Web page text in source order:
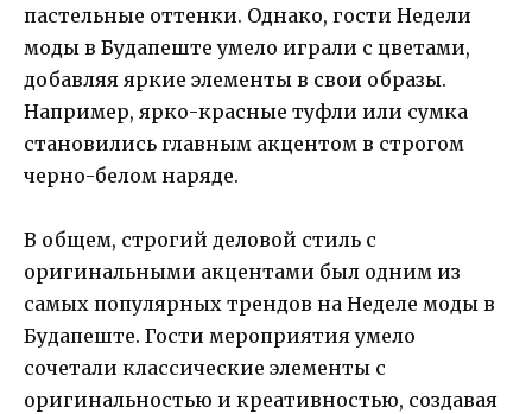
пастельные оттенки. Однако, гости Недели
моды в Будапеште умело играли с цветами,
добавляя яркие элементы в свои образы.
Например, ярко-красные туфли или сумка
становились главным акцентом в строгом
черно-белом наряде.
В общем, строгий деловой стиль с
оригинальными акцентами был одним из
самых популярных трендов на Неделе моды в
Будапеште. Гости мероприятия умело
сочетали классические элементы с
оригинальностью и креативностью, создавая